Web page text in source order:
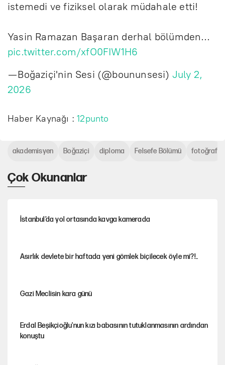
istemedi ve fiziksel olarak müdahale etti!
Yasin Ramazan Başaran derhal bölümden…
pic.twitter.com/xfO0FIW1H6
— Boğaziçi'nin Sesi (@boununsesi) July 2,
2026
Haber Kaynağı :12punto
Çok Okunanlar
İstanbul’da yol ortasında kavga kamerada
Asırlık devlete bir haftada yeni gömlek biçilecek öyle mi?!..
Gazi Meclisin kara günü
Erdal Beşikçioğlu'nun kızı babasının tutuklanmasının ardından
konuştu
akademisyen Boğaziçi diploma Felsefe Bölümü fotoğraf